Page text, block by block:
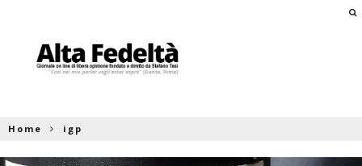
Home igp